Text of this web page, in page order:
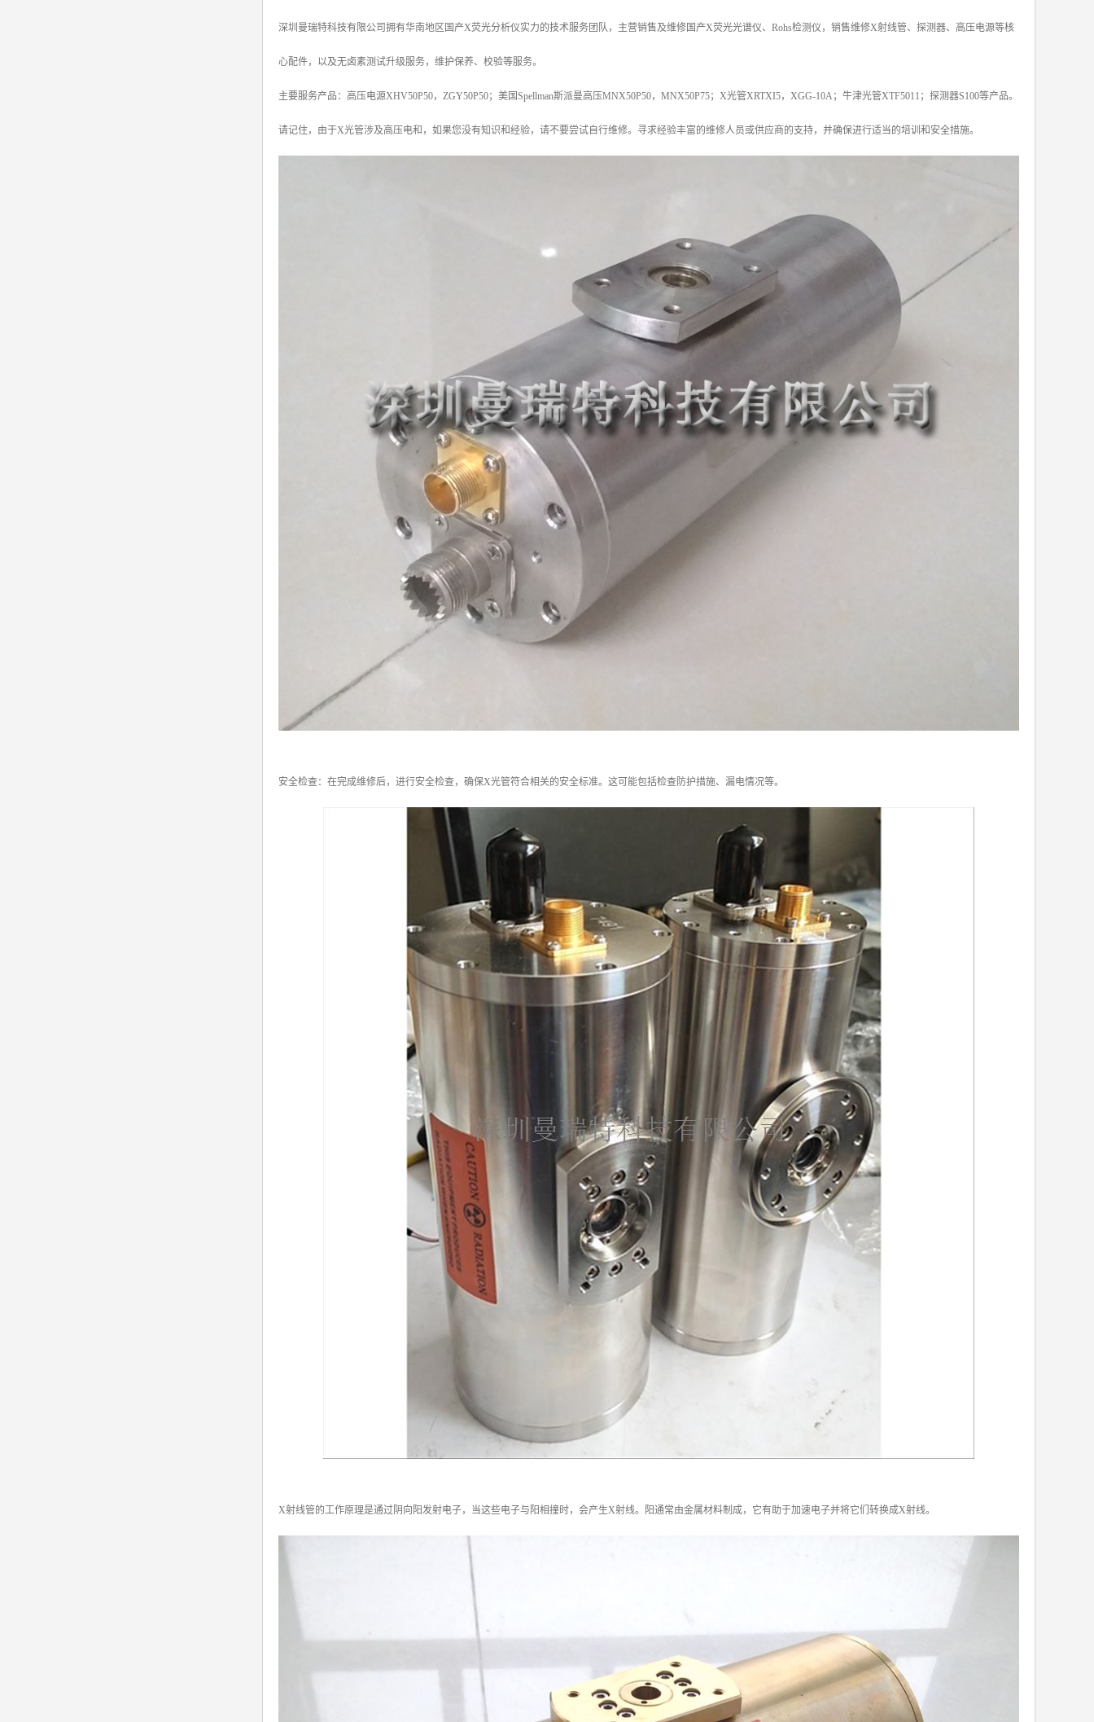
深圳曼瑞特科技有限公司拥有华南地区国产X荧光分析仪实力的技术服务团队，主营销售及维修国产X荧光光谱仪、Rohs检测仪，销售维修X射线管、探测器、高压电源等核
心配件，以及无卤素测试升级服务，维护保养、校验等服务。
主要服务产品：高压电源XHV50P50，ZGY50P50；美国Spellman斯派曼高压MNX50P50，MNX50P75；X光管XRTXI5，XGG-10A；牛津光管XTF5011；探测器S100等产品。
请记住，由于X光管涉及高压电和，如果您没有知识和经验，请不要尝试自行维修。寻求经验丰富的维修人员或供应商的支持，并确保进行适当的培训和安全措施。
安全检查：在完成维修后，进行安全检查，确保X光管符合相关的安全标准。这可能包括检查防护措施、漏电情况等。
X射线管的工作原理是通过阴向阳发射电子，当这些电子与阳相撞时，会产生X射线。阳通常由金属材料制成，它有助于加速电子并将它们转换成X射线。